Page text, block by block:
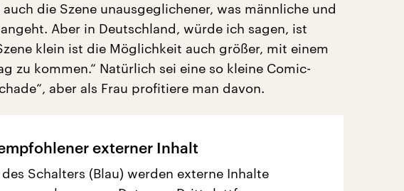
die Szene unausgeglichener, was männliche und
Aber in Deutschland, würde ich sagen, ist
klein ist die Möglichkeit auch größer, mit einem
zu kommen.“ Natürlich sei eine so kleine Comic-
aber als Frau profitiere man davon.
externer Inhalt
Schalters (Blau) werden externe Inhalte